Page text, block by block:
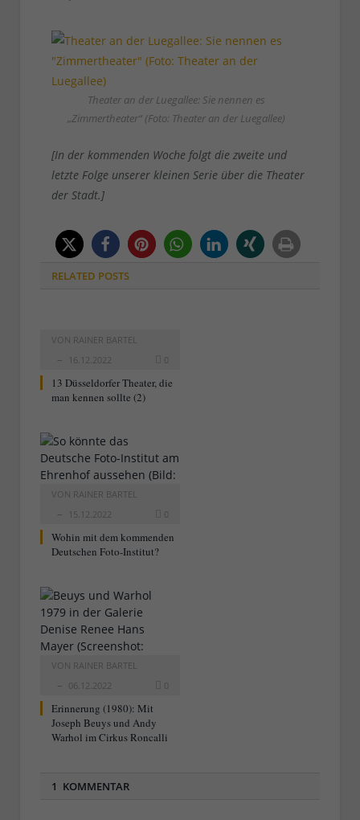
Theater an der Luegallee: Sie nennen es
„Zimmertheater“ (Foto: Theater an der Luegallee)
[In der kommenden Woche folgt die zweite und
letzte Folge unserer kleinen Serie über die Theater
der Stadt.]
RELATED POSTS
VON RAINER BARTEL
16.12.2022
0
13 Düsseldorfer Theater, die
man kennen sollte (2)
VON RAINER BARTEL
15.12.2022
0
Wohin mit dem kommenden
Deutschen Foto-Institut?
VON RAINER BARTEL
06.12.2022
0
Erinnerung (1980): Mit
Joseph Beuys und Andy
Warhol im Cirkus Roncalli
1 KOMMENTAR